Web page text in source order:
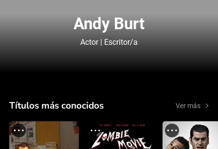
Andy Burt
Actor | Escritor/a
Títulos más conocidos Ver más